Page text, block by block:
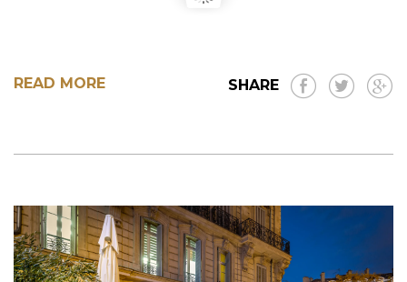
READ MORE SHARE